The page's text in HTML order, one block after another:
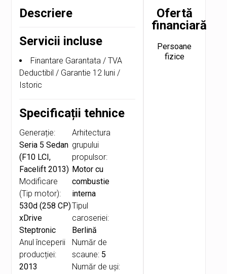
Descriere
Servicii incluse
Finantare Garantata / TVA
Deductibil / Garantie 12 luni /
Istoric
Specificații tehnice
Generație:
Seria 5 Sedan
(F10 LCI,
Facelift 2013)
Modificare
(Tip motor):
530d (258 CP)
xDrive
Steptronic
Anul începerii
producției:
2013
Arhitectura
grupului
propulsor:
Motor cu
combustie
interna
Tipul
caroseriei:
Berlină
Număr de
scaune: 5
Număr de uşi:
Ofertă
financiară
Persoane
fizice